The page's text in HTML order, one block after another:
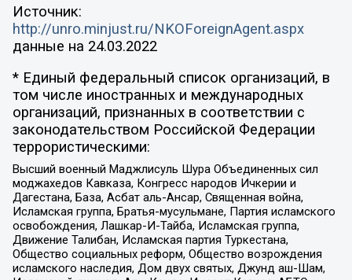
Источник:
http://unro.minjust.ru/NKOForeignAgent.aspx
данные на 24.03.2022
* Единый федеральный список организаций, в
том числе иностранных и международных
организаций, признанных в соответствии с
законодательством Российской Федерации
террористическими:
Высший военный Маджлисуль Шура Объединенных сил
моджахедов Кавказа, Конгресс народов Ичкерии и
Дагестана, База, Асбат аль-Ансар, Священная война,
Исламская группа, Братья-мусульмане, Партия исламского
освобождения, Лашкар-И-Тайба, Исламская группа,
Движение Талибан, Исламская партия Туркестана,
Общество социальных реформ, Общество возрождения
исламского наследия, Дом двух святых, Джунд аш-Шам,